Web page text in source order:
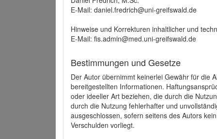
E-Mail: daniel.fredrich@uni-greifswald.de
Hinweise und Korrekturen inhaltlicher und
E-Mail: fis.admin@med.uni-greifswald.de
Bestimmungen und Gesetze
Der Autor übernimmt keinerlei Gewähr für die
bereitgestellten Informationen.
oder ideeller Art beziehen, die durch die
durch die Nutzung fehlerhafter und
ausgeschlossen, sofern seitens des Autors
Verschulden vorliegt.